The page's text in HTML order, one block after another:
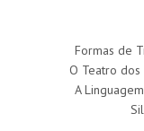
Formas de
O Teatro dos
A